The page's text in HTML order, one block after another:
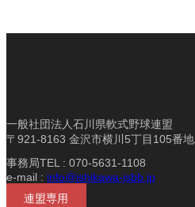
一般社団法人石川県軟式野球連盟
〒921-8163 金沢市横川5丁目105番
事務局TEL : 070-5631-1108
e-mail : info@ishikawa-jsbb.jp
連盟専用